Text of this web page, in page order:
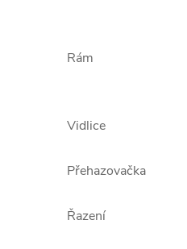
Rám
Vidlice
Přehazovačka
Řazení